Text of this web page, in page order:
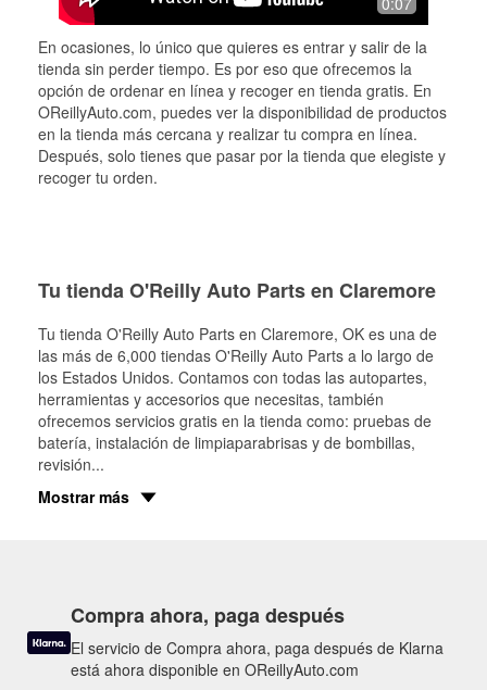
En ocasiones, lo único que quieres es entrar y salir de la
tienda sin perder tiempo. Es por eso que ofrecemos la
opción de ordenar en línea y recoger en tienda gratis. En
OReillyAuto.com, puedes ver la disponibilidad de productos
en la tienda más cercana y realizar tu compra en línea.
Después, solo tienes que pasar por la tienda que elegiste y
recoger tu orden.
Tu tienda O'Reilly Auto Parts en Claremore
Tu tienda O'Reilly Auto Parts en Claremore, OK es una de
las más de 6,000 tiendas O'Reilly Auto Parts a lo largo de
los Estados Unidos. Contamos con todas las autopartes,
herramientas y accesorios que necesitas, también
ofrecemos servicios gratis en la tienda como: pruebas de
batería, instalación de limpiaparabrisas y de bombillas,
revisión...
Mostrar más
Compra ahora, paga después
El servicio de Compra ahora, paga después de Klarna
está ahora disponible en OReillyAuto.com